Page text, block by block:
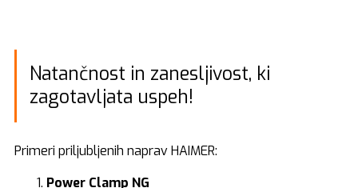
Natančnost in zanesljivost, ki
zagotavljata uspeh!
Primeri priljubljenih naprav HAIMER:
Power Clamp NG